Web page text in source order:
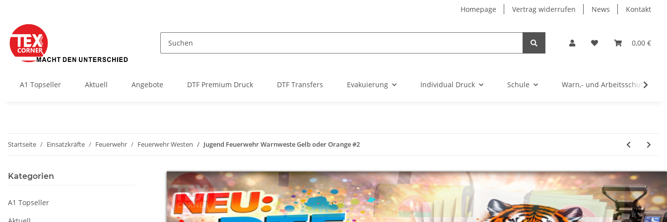
Homepage Vertrag widerrufen News Kontakt
0,00 €
A1 Topseller Aktuell Angebote DTF Premium Druck DTF Transfers Evakuierung Individual Druck Schule Warn,- und Arbeitsschutz
Startseite Einsatzkräfte Feuerwehr Feuerwehr Westen Jugend Feuerwehr Warnweste Gelb oder Orange #2
Kategorien
A1 Topseller